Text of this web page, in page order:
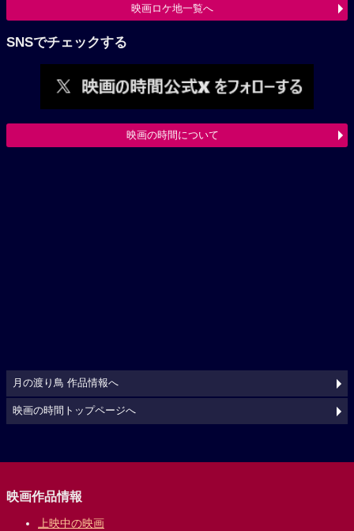
映画ロケ地一覧へ
SNSでチェックする
映画の時間について
月の渡り鳥 作品情報へ
映画の時間トップページへ
映画作品情報
上映中の映画